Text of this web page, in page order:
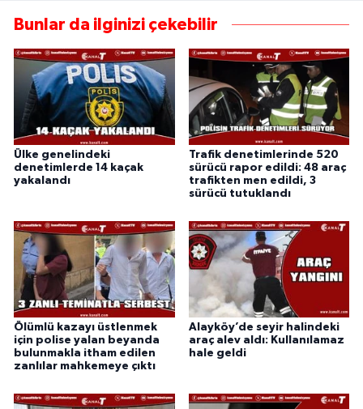
Bunlar da ilginizi çekebilir
Ülke genelindeki
denetimlerde 14 kaçak
yakalandı
Trafik denetimlerinde 520
sürücü rapor edildi: 48 araç
trafikten men edildi, 3
sürücü tutuklandı
Ölümlü kazayı üstlenmek
için polise yalan beyanda
bulunmakla itham edilen
zanlılar mahkemeye çıktı
Alayköy’de seyir halindeki
araç alev aldı: Kullanılamaz
hale geldi